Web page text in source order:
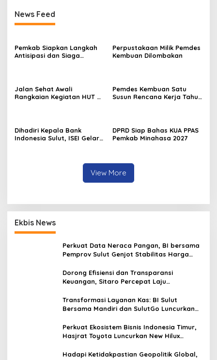
News Feed
Pemkab Siapkan Langkah
Antisipasi dan Siaga
Perpustakaan Milik Pemdes
Kembuan Dilombakan
Jalan Sehat Awali
Rangkaian Kegiatan HUT RI
Pemdes Kembuan Satu
Susun Rencana Kerja Tahun
Dihadiri Kepala Bank
Indonesia Sulut, ISEI Gelar
DPRD Siap Bahas KUA PPAS
Pemkab Minahasa 2027
View More
Ekbis News
Perkuat Data Neraca Pangan, BI bersama
Pemprov Sulut Genjot Stabilitas Harga
Dorong Efisiensi dan Transparansi
Keuangan, Sitaro Percepat Laju
Transformasi Layanan Kas: BI Sulut
Bersama Mandiri dan SulutGo Luncurkan
Kepulauan
Perkuat Ekosistem Bisnis Indonesia Timur,
Hasjrat Toyota Luncurkan New Hilux
Hadapi Ketidakpastian Geopolitik Global,